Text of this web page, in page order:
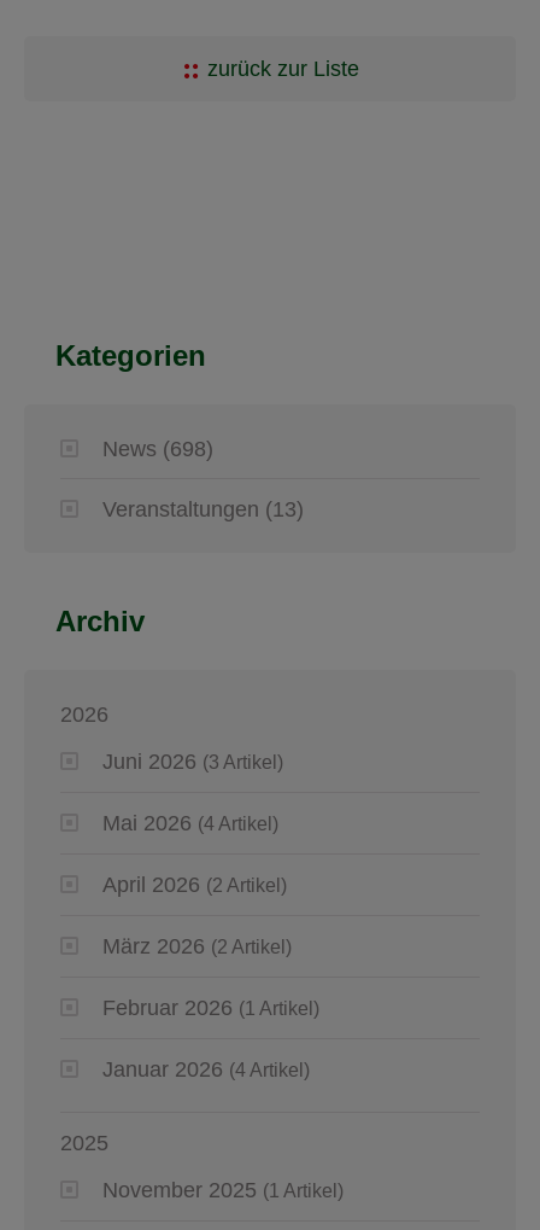
zurück zur Liste
Kategorien
News (698)
Veranstaltungen (13)
Archiv
2026
Juni 2026 (3 Artikel)
Mai 2026 (4 Artikel)
April 2026 (2 Artikel)
März 2026 (2 Artikel)
Februar 2026 (1 Artikel)
Januar 2026 (4 Artikel)
2025
November 2025 (1 Artikel)